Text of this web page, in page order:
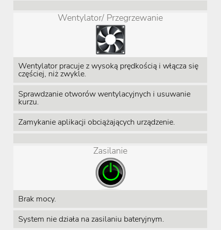
Wentylator/ Przegrzewanie
Wentylator pracuje z wysoką prędkością i włącza się
częściej, niż zwykle.
Sprawdzanie otworów wentylacyjnych i usuwanie
kurzu.
Zamykanie aplikacji obciążających urządzenie.
Zasilanie
Brak mocy.
System nie działa na zasilaniu bateryjnym.